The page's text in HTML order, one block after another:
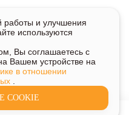
не является
информационный
о наличии и стоимости
или позвоните нам.
работы и улучшения
используются
Вы соглашаетесь с
Вашем устройстве на
в отношении
COOKIE